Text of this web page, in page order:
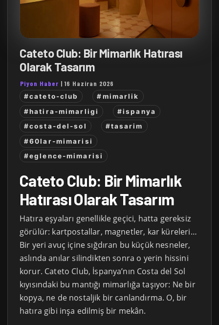
Cateto Club: Bir Mimarlık Hatırası
Olarak Tasarım
Piyon Haber |16 Haziran 2026
#cateto-club
#mimarlik
#hatira-mimarligi
#ispanya
#costa-del-sol
#tasarim
#60lar-mimarisi
#eglence-mimarisi
Cateto Club: Bir Mimarlık
Hatırası Olarak Tasarım
Hatıra eşyaları genellikle geçici, hatta gereksiz
görülür: kartpostallar, magnetler, kar küreleri…
Bir yeri avuç içine sığdıran bu küçük nesneler,
aslında anılar silindikten sonra o yerin hissini
korur. Cateto Club, İspanya’nın Costa del Sol
kıyısındaki bu mantığı mimarlığa taşıyor: Ne bir
kopya, ne de nostaljik bir canlandırma. O, bir
hatıra gibi inşa edilmiş bir mekân.